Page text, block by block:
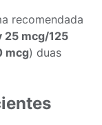
recomendada
25 mcg/125
mcg) duas